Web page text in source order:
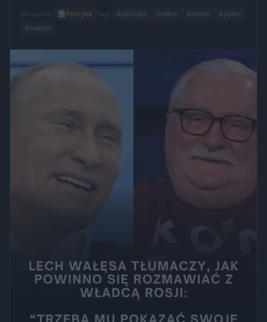
Kategoria: 🏛️ Polityka Tagi: #polityka #mem #ironia
#putin
#wałęsa